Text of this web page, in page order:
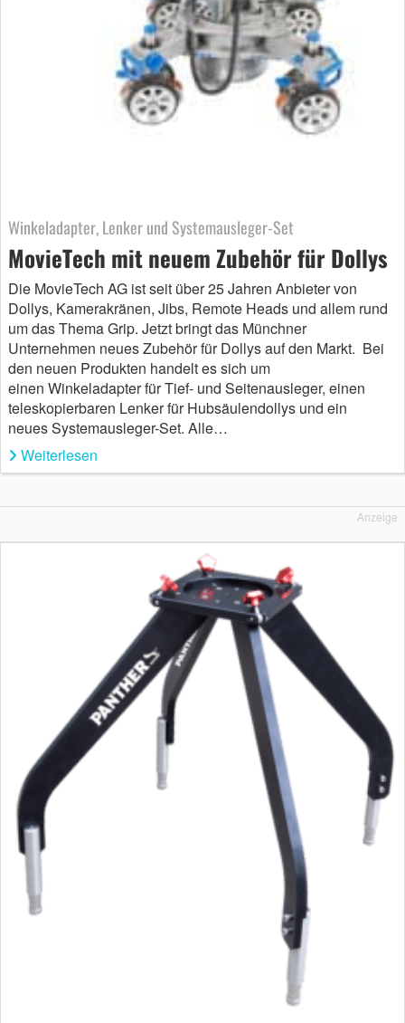
Winkeladapter, Lenker und Systemausleger-Set
MovieTech mit neuem Zubehör für Dollys
Die MovieTech AG ist seit über 25 Jahren Anbieter von
Dollys, Kamerakränen, Jibs, Remote Heads und allem rund
um das Thema Grip. Jetzt bringt das Münchner
Unternehmen neues Zubehör für Dollys auf den Markt. Bei
den neuen Produkten handelt es sich um
einen Winkeladapter für Tief- und Seitenausleger, einen
teleskopierbaren Lenker für Hubsäulendollys und ein
neues Systemausleger-Set. Alle…
Weiterlesen
Anzeige